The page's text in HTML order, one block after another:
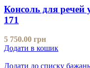
Консоль для речей
171
5 750.00 грн
Додати в кошик
Додати до списку бажань